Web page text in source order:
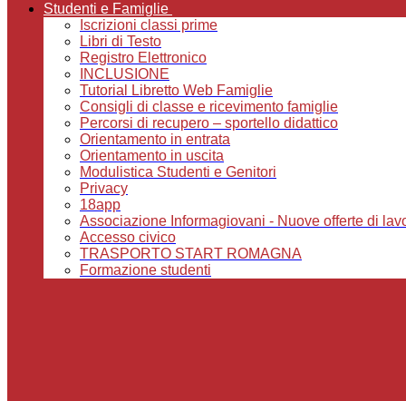
Studenti e Famiglie
Iscrizioni classi prime
Libri di Testo
Registro Elettronico
INCLUSIONE
Tutorial Libretto Web Famiglie
Consigli di classe e ricevimento famiglie
Percorsi di recupero – sportello didattico
Orientamento in entrata
Orientamento in uscita
Modulistica Studenti e Genitori
Privacy
18app
Associazione Informagiovani - Nuove offerte di
Accesso civico
TRASPORTO START ROMAGNA
Formazione studenti